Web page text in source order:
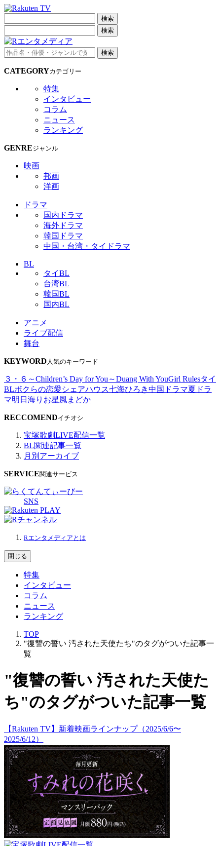
検索
検索
検索
CATEGORYカテゴリー
特集
インタビュー
コラム
ニュース
ランキング
GENREジャンル
映画
邦画
洋画
ドラマ
国内ドラマ
海外ドラマ
韓国ドラマ
中国・台湾・タイドラマ
BL
タイBL
台湾BL
韓国BL
国内BL
アニメ
ライブ配信
舞台
KEYWORD 人気のキーワード
３・６～Children’s Day for You～Duang With YouGirl Rulesタイ
BLボクらの恋愛シェアハウス七海ひろき中国ドラマ夏ドラ
マ明日海りお星風まどか
RECCOMENDイチオシ
宝塚歌劇LIVE配信一覧
BL関連記事一覧
月別アーカイブ
SERVICE関連サービス
SNS
Rエンタメディアとは
閉じる
特集
インタビュー
コラム
ニュース
ランキング
TOP
"復讐の誓い 汚された天使たち"のタグがついた記事一
覧
"復讐の誓い 汚された天使た
ち"のタグがついた記事一覧
【Rakuten TV】新着映画ラインナップ（2025/6/6〜
2025/6/12）